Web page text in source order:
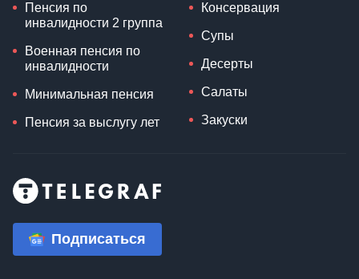
Пенсия по
инвалидности 2 группа
Военная пенсия по
инвалидности
Минимальная пенсия
Пенсия за выслугу лет
Консервация
Супы
Десерты
Салаты
Закуски
Подписаться